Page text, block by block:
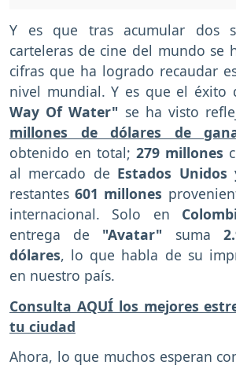
Y es que tras acumular dos
carteleras de cine del mundo se
cifras que ha logrado recaudar
nivel mundial. Y es que el éxito
Way Of Water" se ha visto
millones de dólares de
obtenido en total; 279 millones
al mercado de Estados Unidos
restantes 601 millones
internacional. Solo en
entrega de "Avatar" suma
dólares, lo que habla de su
en nuestro país.
Consulta AQUÍ los mejores
tu ciudad
Ahora, lo que muchos esperan